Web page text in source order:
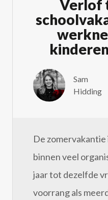
Verlof
Sam
Hidding
De zomervakantie
binnen veel
jaar tot dezelfde
voorrang als